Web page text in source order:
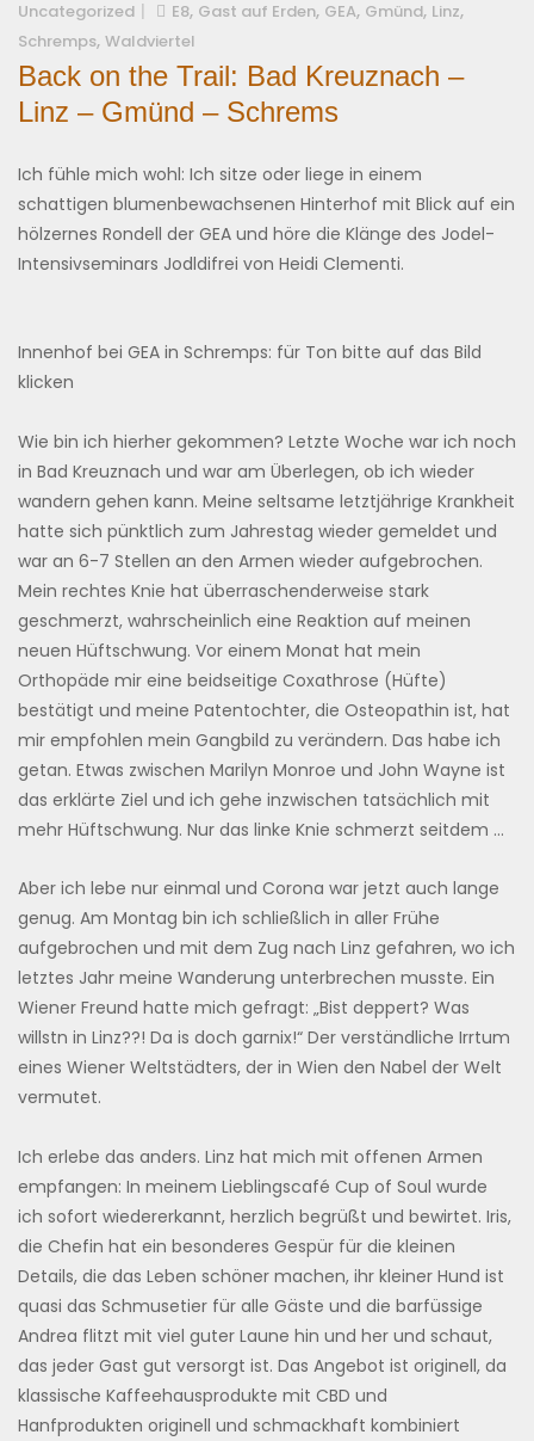
Uncategorized E8, Gast auf Erden, GEA, Gmünd, Linz,
Schremps, Waldviertel
Back on the Trail: Bad Kreuznach –
Linz – Gmünd – Schrems
Ich fühle mich wohl: Ich sitze oder liege in einem
schattigen blumenbewachsenen Hinterhof mit Blick auf ein
hölzernes Rondell der GEA und höre die Klänge des Jodel-
Intensivseminars Jodldifrei von Heidi Clementi.
Innenhof bei GEA in Schremps: für Ton bitte auf das Bild
klicken
Wie bin ich hierher gekommen? Letzte Woche war ich noch
in Bad Kreuznach und war am Überlegen, ob ich wieder
wandern gehen kann. Meine seltsame letztjährige Krankheit
hatte sich pünktlich zum Jahrestag wieder gemeldet und
war an 6-7 Stellen an den Armen wieder aufgebrochen.
Mein rechtes Knie hat überraschenderweise stark
geschmerzt, wahrscheinlich eine Reaktion auf meinen
neuen Hüftschwung. Vor einem Monat hat mein
Orthopäde mir eine beidseitige Coxathrose (Hüfte)
bestätigt und meine Patentochter, die Osteopathin ist, hat
mir empfohlen mein Gangbild zu verändern. Das habe ich
getan. Etwas zwischen Marilyn Monroe und John Wayne ist
das erklärte Ziel und ich gehe inzwischen tatsächlich mit
mehr Hüftschwung. Nur das linke Knie schmerzt seitdem …
Aber ich lebe nur einmal und Corona war jetzt auch lange
genug. Am Montag bin ich schließlich in aller Frühe
aufgebrochen und mit dem Zug nach Linz gefahren, wo ich
letztes Jahr meine Wanderung unterbrechen musste. Ein
Wiener Freund hatte mich gefragt: „Bist deppert? Was
willstn in Linz??! Da is doch garnix!“ Der verständliche Irrtum
eines Wiener Weltstädters, der in Wien den Nabel der Welt
vermutet.
Ich erlebe das anders. Linz hat mich mit offenen Armen
empfangen: In meinem Lieblingscafé Cup of Soul wurde
ich sofort wiedererkannt, herzlich begrüßt und bewirtet. Iris,
die Chefin hat ein besonderes Gespür für die kleinen
Details, die das Leben schöner machen, ihr kleiner Hund ist
quasi das Schmusetier für alle Gäste und die barfüssige
Andrea flitzt mit viel guter Laune hin und her und schaut,
das jeder Gast gut versorgt ist. Das Angebot ist originell, da
klassische Kaffeehausprodukte mit CBD und
Hanfprodukten originell und schmackhaft kombiniert